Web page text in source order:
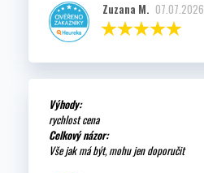
Zuzana M. 07.07.2026
Výhody:
rychlost cena
Celkový názor:
Vše jak má být, mohu jen doporučit